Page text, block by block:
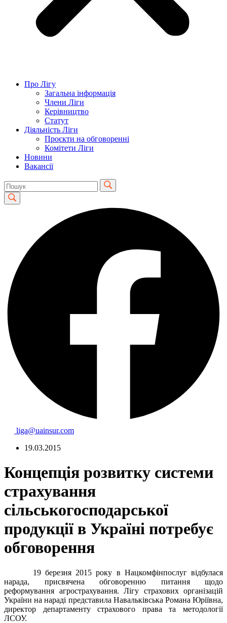
Про Лігу
Загальна інформація
Члени Ліги
Керівництво
Статут
Діяльність Ліги
Проєкти на обговоренні
Комітети Ліги
Новини
Вакансії
liga@uainsur.com
19.03.2015
Концепція розвитку системи
страхування
сільськогосподарської
продукції в Україні потребує
обговорення
19 березня 2015 року в Нацкомфінпослуг відбулася
нарада, присвячена обговоренню питання щодо
реформування агрострахування. Лігу страхових організацій
України на нараді представила Навальківська Романа Юріївна,
директор департаменту страхового права та методології
ЛСОУ.